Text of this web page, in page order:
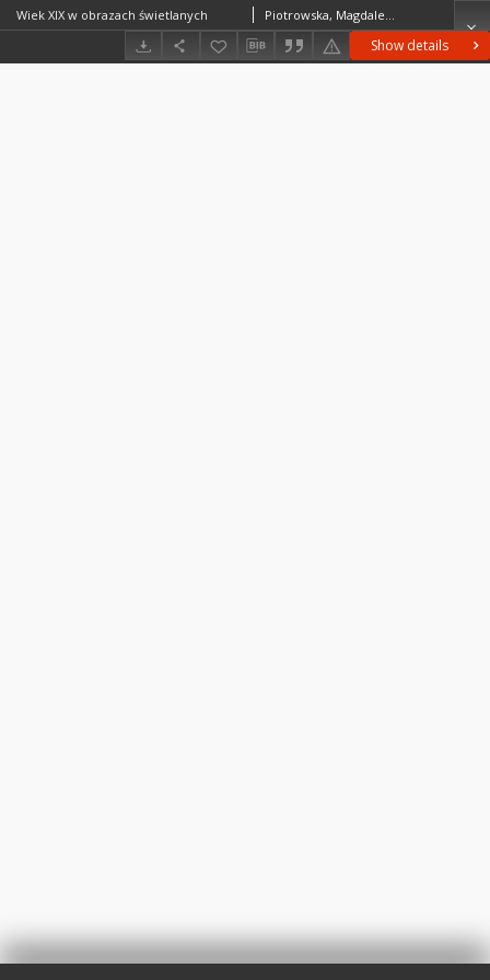
Show details
Wiek XIX w obrazach świetlanych Piotrowska, Magdalena